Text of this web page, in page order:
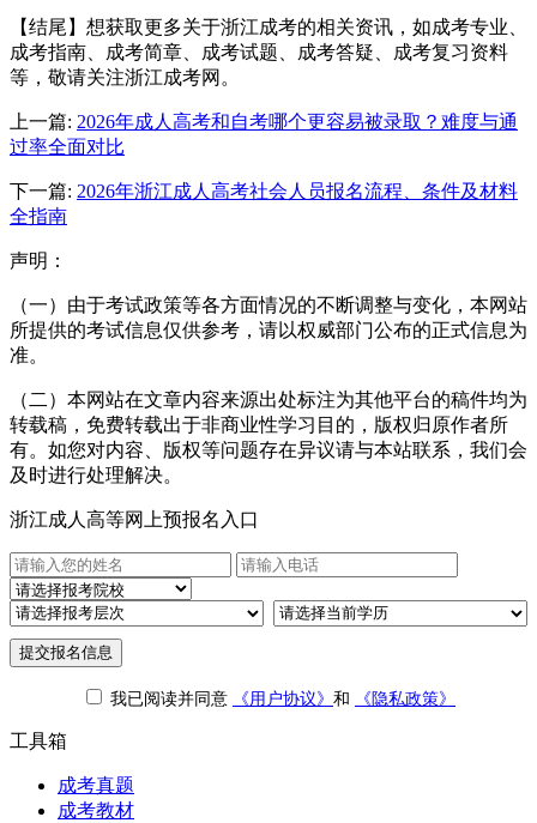
【结尾】想获取更多关于浙江成考的相关资讯，如成考专业、
成考指南、成考简章、成考试题、成考答疑、成考复习资料
等，敬请关注浙江成考网。
上一篇: 2026年成人高考和自考哪个更容易被录取？难度与通
过率全面对比
下一篇: 2026年浙江成人高考社会人员报名流程、条件及材料
全指南
声明：
（一）由于考试政策等各方面情况的不断调整与变化，本网站
所提供的考试信息仅供参考，请以权威部门公布的正式信息为
准。
（二）本网站在文章内容来源出处标注为其他平台的稿件均为
转载稿，免费转载出于非商业性学习目的，版权归原作者所
有。如您对内容、版权等问题存在异议请与本站联系，我们会
及时进行处理解决。
浙江成人高等网上预报名入口
提交报名信息
我已阅读并同意 《用户协议》 和 《隐私政策》
工具箱
成考真题
成考教材